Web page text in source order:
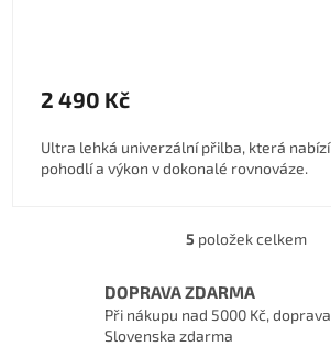
2 490 Kč
Ultra lehká univerzální přilba, která
pohodlí a výkon v dokonalé rovnováze.
Ovládací
5 položek celkem
DOPRAVA ZDARMA
Při nákupu nad 5000 Kč,
Slovenska zdarma